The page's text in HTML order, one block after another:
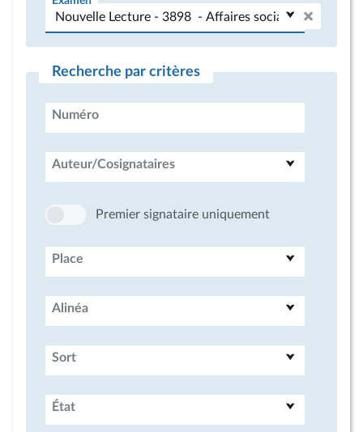
Recherche par critères
Numéro
Auteur/Cosignataires
Premier signataire uniquement
Place
Alinéa
Sort
État